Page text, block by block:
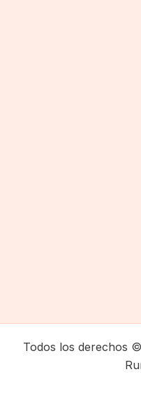
Todos los derechos